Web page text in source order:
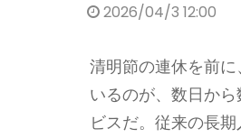
2026/04/3 12:00
清明節の連休を前
いるのが、数日か
ビスだ。従来の長